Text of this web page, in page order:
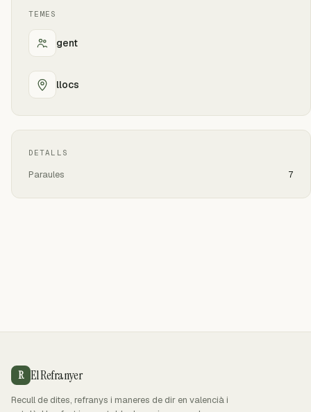
TEMES
gent
llocs
DETALLS
Paraules 7
R El Refranyer
Recull de dites, refranys i maneres de dir en valencià i